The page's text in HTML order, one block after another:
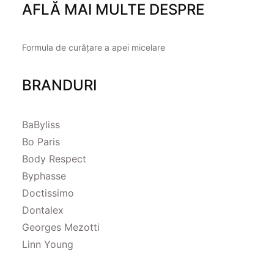
AFLĂ MAI MULTE DESPRE
Formula de curățare a apei micelare
BRANDURI
BaByliss
Bo Paris
Body Respect
Byphasse
Doctissimo
Dontalex
Georges Mezotti
Linn Young